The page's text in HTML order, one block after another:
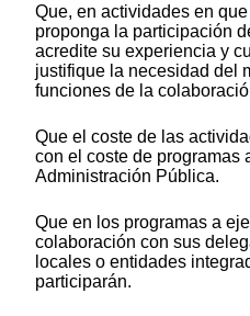
Que, en actividades en
proponga la participación
acredite su experiencia y
justifique la necesidad del
funciones de la
Que el coste de las
con el coste de programas
Administración Pública.
Que en los programas a
colaboración con sus
locales o entidades
participarán.